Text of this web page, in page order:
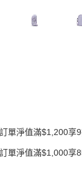
訂單淨值滿$1,200享
訂單淨值滿$1,000享